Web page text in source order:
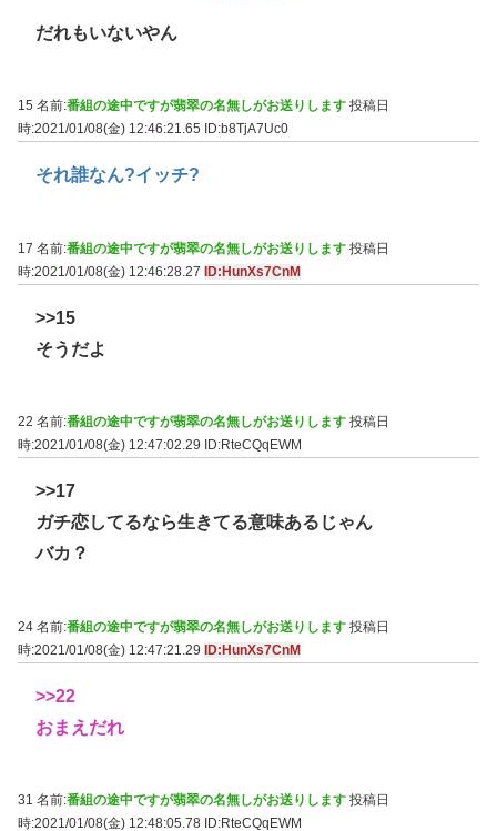
だれもいないやん
15 名前:番組の途中ですが翡翠の名無しがお送りします 投稿日
時:2021/01/08(金) 12:46:21.65
ID:b8TjA7Uc0
それ誰なん?イッチ?
17 名前:番組の途中ですが翡翠の名無しがお送りします 投稿日
時:2021/01/08(金) 12:46:28.27 ID:HunXs7CnM
>>15
そうだよ
22 名前:番組の途中ですが翡翠の名無しがお送りします 投稿日
時:2021/01/08(金) 12:47:02.29
ID:RteCQqEWM
>>17
ガチ恋してるなら生きてる意味あるじゃん
バカ？
24 名前:番組の途中ですが翡翠の名無しがお送りします 投稿日
時:2021/01/08(金) 12:47:21.29 ID:HunXs7CnM
>>22
おまえだれ
31 名前:番組の途中ですが翡翠の名無しがお送りします 投稿日
時:2021/01/08(金) 12:48:05.78 ID:RteCQqEWM